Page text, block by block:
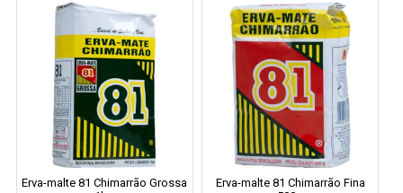
Erva-malte 81 Chimarrão Grossa
Erva-malte 81 Chimarrão Fina